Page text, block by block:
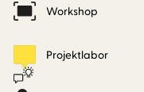
Workshop
Projektlabor